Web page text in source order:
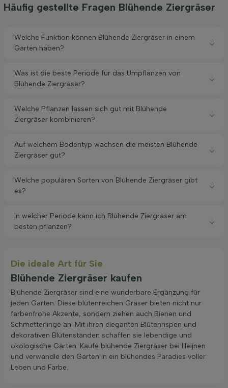
Häufig gestellte Fragen Blühende Ziergräser
Welche Funktion können Blühende Ziergräser in einem
Garten haben?
Was ist die beste Periode für das Umpflanzen von
Blühende Ziergräser?
Welche Pflanzen lassen sich gut mit Blühende
Ziergräser kombinieren?
Auf welchem Bodentyp wachsen die meisten Blühende
Ziergräser gut?
Welche populären Sorten von Blühende Ziergräser gibt
es?
In welcher Periode kann ich Blühende Ziergräser am
besten pflanzen?
Die ideale Art für Sie
Blühende Ziergräser kaufen
Blühende Ziergräser sind eine wunderbare Ergänzung für
jeden Garten. Diese blütenreichen Gräser bieten nicht nur
farbenfrohe Akzente, sondern ziehen auch Bienen und
Schmetterlinge an. Mit ihren eleganten Blütenrispen und
dekorativen Blütenständen schaffen sie lebendige und
ökologische Gärten. Kaufe blühende Ziergräser bei Heijnen
und verwandle den Garten in ein blühendes Paradies voller
Leben und Farbe.